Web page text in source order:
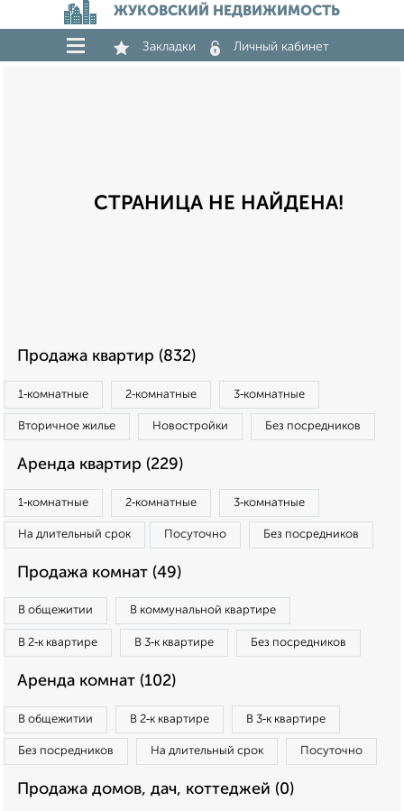
ЖУКОВСКИЙ НЕДВИЖИМОСТЬ
Закладки Личный кабинет
СТРАНИЦА НЕ НАЙДЕНА!
Продажа квартир (832)
1‑комнатные 2‑комнатные 3‑комнатные
Вторичное жилье Новостройки Без посредников
Аренда квартир (229)
1‑комнатные 2‑комнатные 3‑комнатные
На длительный срок Посуточно Без посредников
Продажа комнат (49)
В общежитии В коммунальной квартире
В 2‑к квартире В 3‑к квартире Без посредников
Аренда комнат (102)
В общежитии В 2‑к квартире В 3‑к квартире
Без посредников На длительный срок Посуточно
Продажа домов, дач, коттеджей (0)